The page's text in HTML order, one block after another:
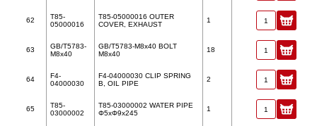
62
T85-
05000016
T85-05000016 OUTER
COVER, EXHAUST
1
63
GB/T5783-
M8x40
GB/T5783-M8x40 BOLT
M8x40
18
64
F4-
04000030
F4-04000030 CLIP SPRING
B, OIL PIPE
2
65
T85-
03000002
T85-03000002 WATER PIPE
Φ5xΦ9x245
1